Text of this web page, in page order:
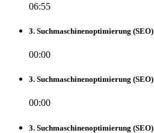
06:55
3. Suchmaschinenoptimierung (SEO)
00:00
3. Suchmaschinenoptimierung (SEO)
00:00
3. Suchmaschinenoptimierung (SEO)